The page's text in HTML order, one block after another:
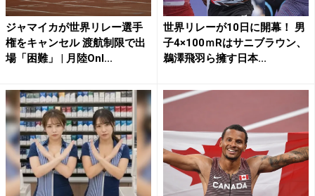
ジャマイカが世界リレー選手
権をキャンセル 渡航制限で出
場「困難」 | 月陸Onl...
世界リレーが10日に開幕！ 男
子4×100ｍRはサニブラウン、
鵜澤飛羽ら擁す日本...